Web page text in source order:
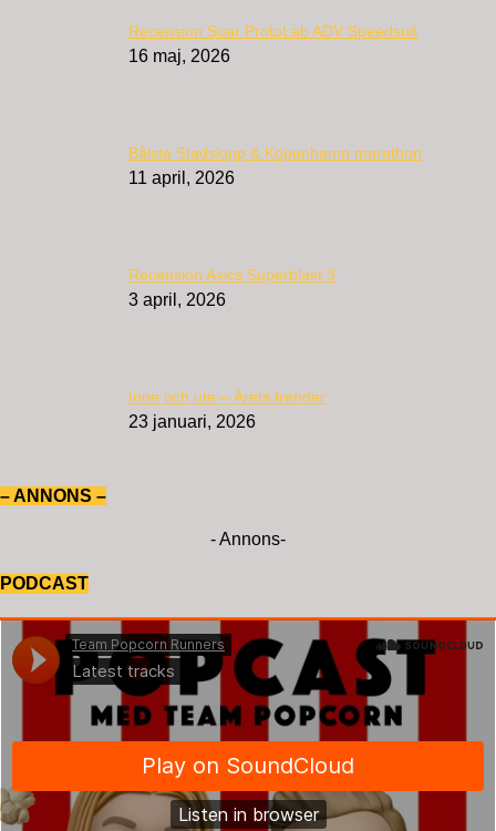
Recension Soar ProtoLab ADV Speedsuit
16 maj, 2026
Bålsta Stadslopp & Köpenhamn marathon
11 april, 2026
Recension Asics Superblast 3
3 april, 2026
Inne och ute – Årets trender
23 januari, 2026
– ANNONS –
- Annons-
PODCAST